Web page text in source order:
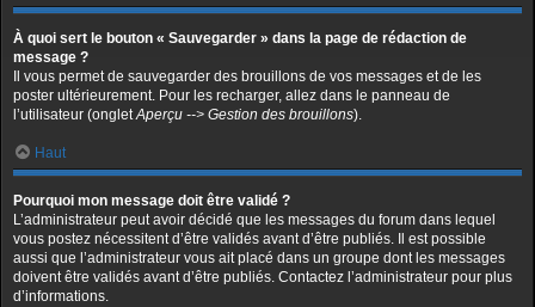
À quoi sert le bouton « Sauvegarder » dans la page de rédaction de
message ?
Il vous permet de sauvegarder des brouillons de vos messages et de les
poster ultérieurement. Pour les recharger, allez dans le panneau de
l’utilisateur (ongletAperçu --> Gestion des brouillons).
Haut
Pourquoi mon message doit être validé ?
L’administrateur peut avoir décidé que les messages du forum dans lequel
vous postez nécessitent d’être validés avant d’être publiés. Il est possible
aussi que l’administrateur vous ait placé dans un groupe dont les messages
doivent être validés avant d’être publiés. Contactez l’administrateur pour plus
d’informations.